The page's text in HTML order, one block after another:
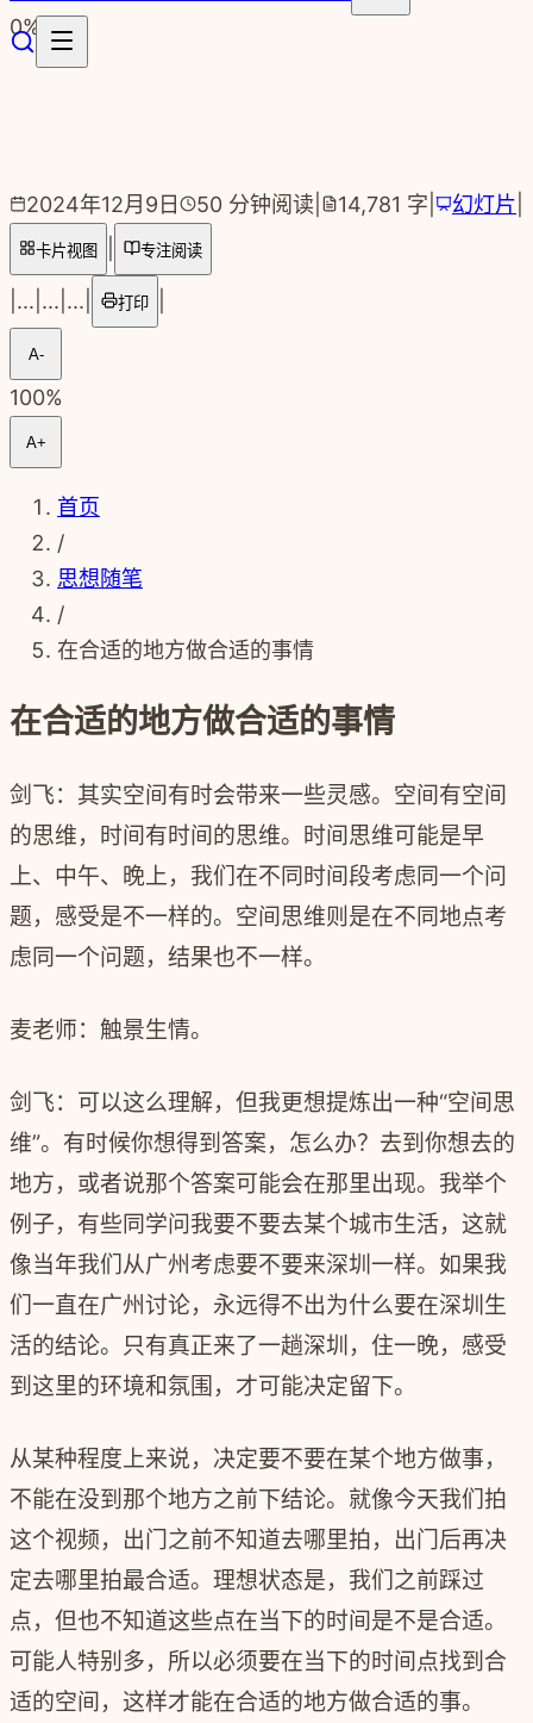
跳转到主要内容
0%
2024年12月9日 50 分钟阅读 14,781 字 幻灯片
卡片视图 专注阅读
... ... ... 打印
A-
100%
A+
首页
/
思想随笔
/
在合适的地方做合适的事情
在合适的地方做合适的事情
剑飞：其实空间有时会带来一些灵感。空间有空间
的思维，时间有时间的思维。时间思维可能是早
上、中午、晚上，我们在不同时间段考虑同一个问
题，感受是不一样的。空间思维则是在不同地点考
虑同一个问题，结果也不一样。
麦老师：触景生情。
剑飞：可以这么理解，但我更想提炼出一种“空间思
维”。有时候你想得到答案，怎么办？去到你想去的
地方，或者说那个答案可能会在那里出现。我举个
例子，有些同学问我要不要去某个城市生活，这就
像当年我们从广州考虑要不要来深圳一样。如果我
们一直在广州讨论，永远得不出为什么要在深圳生
活的结论。只有真正来了一趟深圳，住一晚，感受
到这里的环境和氛围，才可能决定留下。
从某种程度上来说，决定要不要在某个地方做事，
不能在没到那个地方之前下结论。就像今天我们拍
这个视频，出门之前不知道去哪里拍，出门后再决
定去哪里拍最合适。理想状态是，我们之前踩过
点，但也不知道这些点在当下的时间是不是合适。
可能人特别多，所以必须要在当下的时间点找到合
适的空间，这样才能在合适的地方做合适的事。